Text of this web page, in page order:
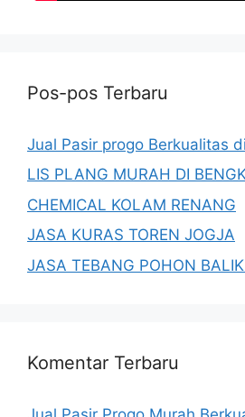
Pos-pos Terbaru
Jual Pasir progo Berkualitas
LIS PLANG MURAH DI
CHEMICAL KOLAM RENANG
JASA KURAS TOREN JOGJA
JASA TEBANG POHON
Komentar Terbaru